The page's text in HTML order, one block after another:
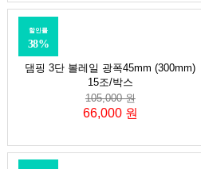
댐핑 3단 볼레일 광폭45mm (300mm)
15조/박스
할인률
38%
105,000 원
66,000 원